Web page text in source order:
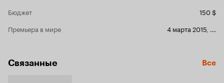
Бюджет
150 $
Премьера в мире
4 марта 2015, ...
Связанные Все